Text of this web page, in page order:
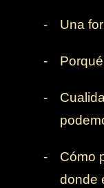
- Una
-
-
-
Cómo
donde